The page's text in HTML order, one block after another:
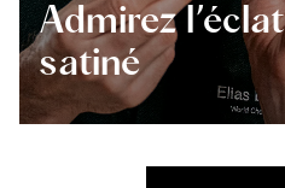
Admirez l’éclat
satiné